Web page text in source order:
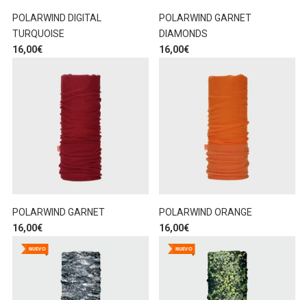
POLARWIND DIGITAL
TURQUOISE
16,00€
POLARWIND GARNET
DIAMONDS
16,00€
POLARWIND GARNET
16,00€
POLARWIND ORANGE
16,00€
NUEVO NUEVO